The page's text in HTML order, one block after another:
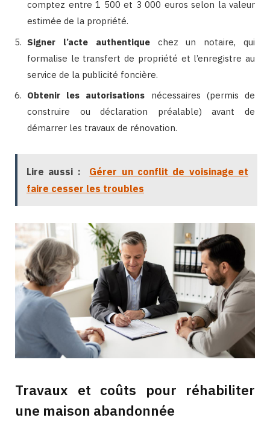
comptez entre 1 500 et 3 000 euros selon la valeur
estimée de la propriété.
Signer l’acte authentiquechez un notaire, qui
formalise le transfert de propriété et l’enregistre au
service de la publicité foncière.
Obtenir les autorisations nécessaires (permis de
construire ou déclaration préalable) avant de
démarrer les travaux de rénovation.
Lire aussi :
Gérer un conflit de voisinage et
faire cesser les troubles
Travaux et coûts pour réhabiliter
une maison abandonnée